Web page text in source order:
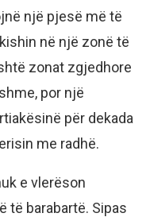
një pjesë më të
në një zonë të
zonat zgjedhore
por një
për dekada
me radhë.
e vlerëson
të barabartë. Sipas